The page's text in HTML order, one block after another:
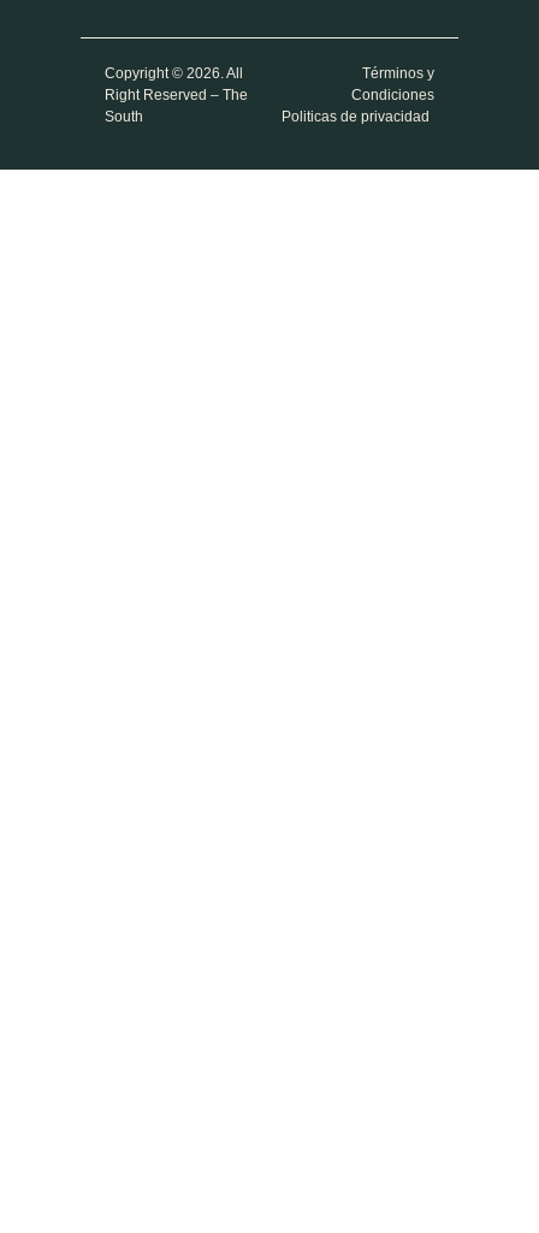
Copyright © 2026. All
Right Reserved – The
South
Términos y
Condiciones
Politicas de privacidad